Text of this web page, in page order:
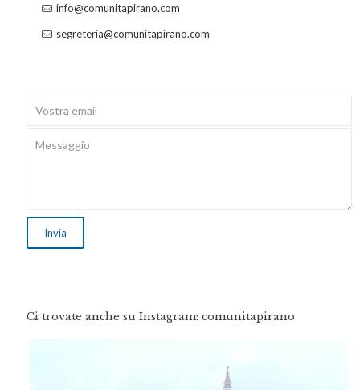
info@comunitapirano.com
segreteria@comunitapirano.com
Ci trovate anche su Instagram: comunitapirano